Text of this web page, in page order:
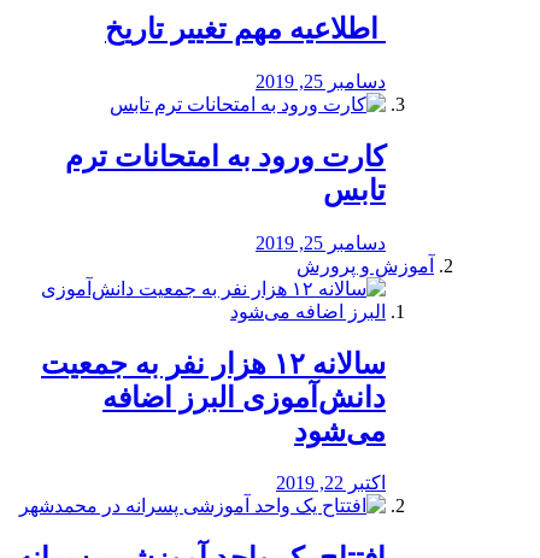
️ اطلاعیه مهم تغییر تاریخ
دسامبر 25, 2019
کارت ورود به امتحانات ترم
تابس
دسامبر 25, 2019
آموزش و پرورش
️سالانه ۱۲ هزار نفر به جمعیت
دانش‌آموزی البرز اضافه
می‌شود
اکتبر 22, 2019